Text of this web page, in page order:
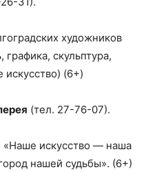
художников
скульптура,
(6+)
(тел. 27-76-07).
«Наше искусство — наша
нашей судьбы». (6+)